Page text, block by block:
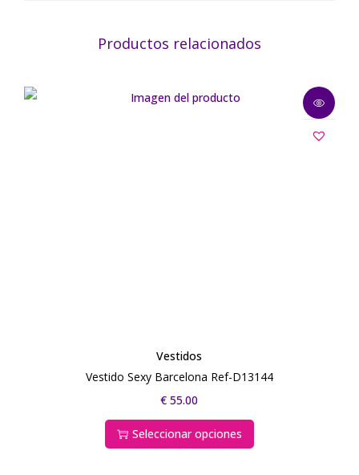
Productos relacionados
Vestidos
Vestido Sexy Barcelona Ref-D13144
€ 55.00
Seleccionar opciones